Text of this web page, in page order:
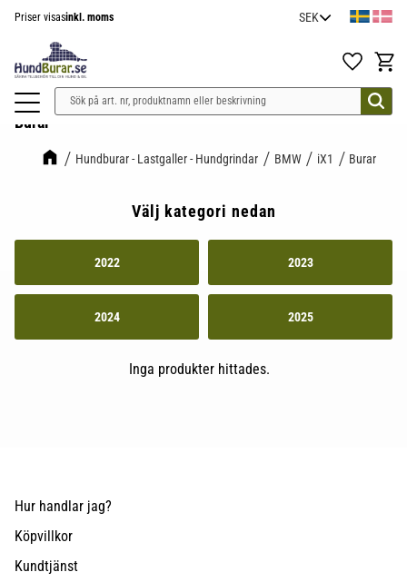
Priser visasinkl. moms
Favoriter
Burar
Hundburar - Lastgaller - Hundgrindar BMW iX1 Burar
Välj kategori nedan
2022 2023
2024 2025
Inga produkter hittades.
Hur handlar jag?
Köpvillkor
Kundtjänst